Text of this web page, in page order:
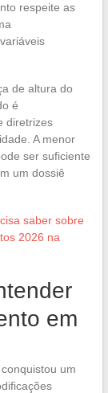
respeite as
de altura do
é
diretrizes
A menor
ser suficiente
um dossiê
saber sobre
2026 na
em
um